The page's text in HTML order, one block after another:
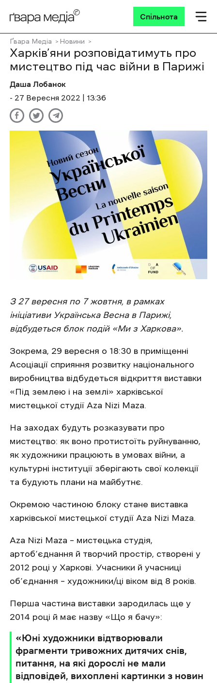
Спільнота
Ґвара Медіа Новини
Харків’яни розповідатимуть про
мистецтво під час війни в Парижі
Даша Лобанок
- 27 Вересня 2022 | 13:36
З 27 вересня по 7 жовтня, в рамках
ініціативи Українська Весна в Парижі,
відбудеться блок подій «Ми з Харкова».
Зокрема, 29 вересня о 18:30 в приміщенні
Асоціації сприяння розвитку національного
виробництва відбудеться відкриття виставки
«Під землею і на землі» харківської
мистецької студії Aza Nizi Maza.
На заходах будуть розказувати про
мистецтво: як воно протистоїть руйнуванню,
як художники працюють в умовах війни, а
культурні інституції зберігають свої колекції
та будують плани на майбутнє.
Окремою частиною блоку стане виставка
харківської мистецької студії Aza Nizi Maza.
Aza Nizi Maza – мистецька студія,
артоб’єднання й творчий простір, створені у
2012 році у Харкові. Учасники й учасниці
об’єднання – художники/ці віком від 8 років.
Перша частина виставки зародилась ще у
2014 році й має назву «Що я бачу»:
«Юні художники відтворювали
фрагменти тривожних дитячих снів,
питання, на які дорослі не мали
відповідей, вихоплені картинки з новин